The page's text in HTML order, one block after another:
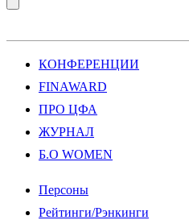
КОНФЕРЕНЦИИ
FINAWARD
ПРО ЦФА
ЖУРНАЛ
Б.О WOMEN
Персоны
Рейтинги/Рэнкинги